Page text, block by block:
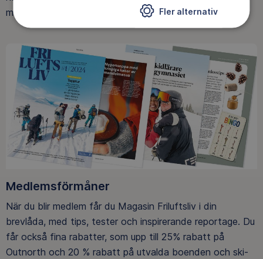
med att skydda allemansrätten.
Medlemsförmåner
När du blir medlem får du Magasin Friluftsliv i din
brevlåda, med tips, tester och inspirerande reportage. Du
får också fina rabatter, som upp till 25% rabatt på
Outnorth och 20 % rabatt på utvalda boenden och ski-
Fler alternativ